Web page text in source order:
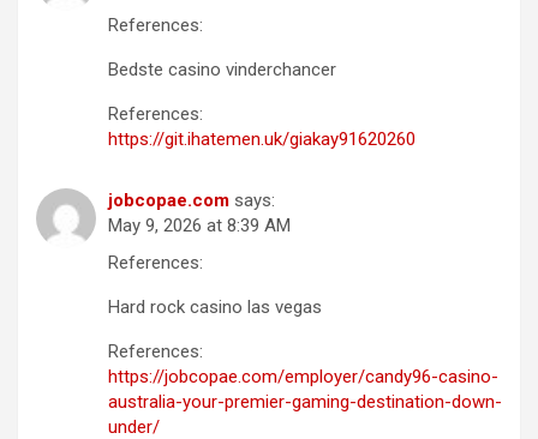
References:
Bedste casino vinderchancer
References:
https://git.ihatemen.uk/giakay91620260
jobcopae.com says:
May 9, 2026 at 8:39 AM
References:
Hard rock casino las vegas
References:
https://jobcopae.com/employer/candy96-casino-
australia-your-premier-gaming-destination-down-
under/